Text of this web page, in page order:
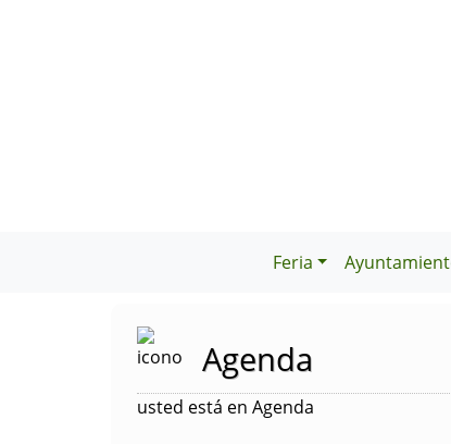
Feria
Agenda
usted está en Agenda